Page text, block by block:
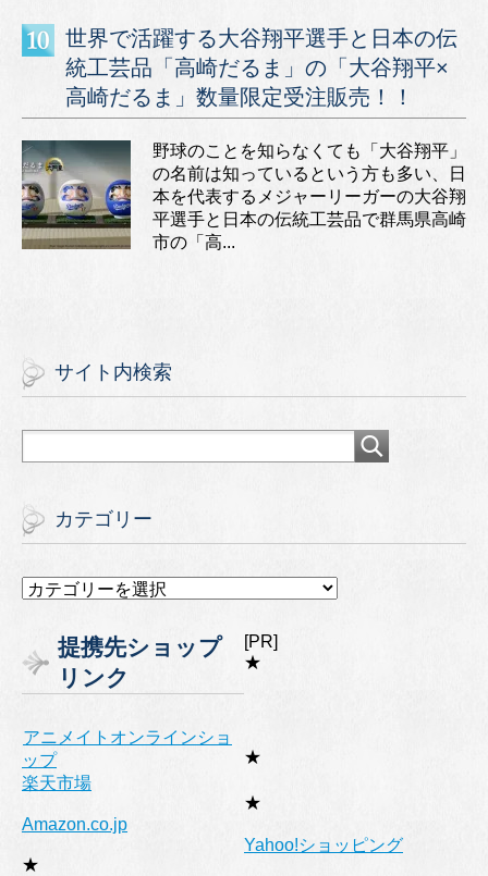
世界で活躍する大谷翔平選手と日本の伝
統工芸品「高崎だるま」の「大谷翔平×
高崎だるま」数量限定受注販売！！
野球のことを知らなくても「大谷翔平」
の名前は知っているという方も多い、日
本を代表するメジャーリーガーの大谷翔
平選手と日本の伝統工芸品で群馬県高崎
市の「高...
サイト内検索
カテゴリー
カ
リ
ー
提携先ショップ
リンク
[PR]
★
アニメイトオンラインショ
ップ
★
楽天市場
★
Amazon.co.jp
★
Yahoo!ショッピング